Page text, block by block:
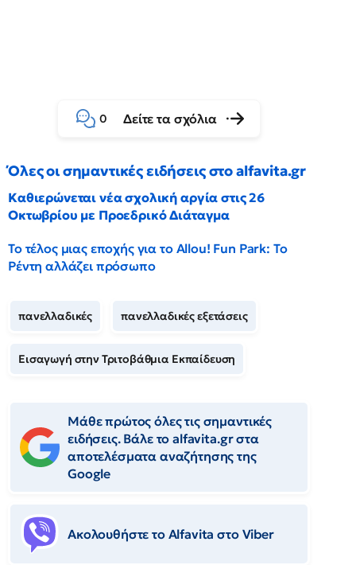
0 Δείτε τα σχόλια
Όλες οι σημαντικές ειδήσεις στο alfavita.gr
Καθιερώνεται νέα σχολική αργία στις 26
Οκτωβρίου με Προεδρικό Διάταγμα
Το τέλος μιας εποχής για το Allou! Fun Park: Το
Ρέντη αλλάζει πρόσωπο
πανελλαδικές πανελλαδικές εξετάσεις
Εισαγωγή στην Τριτοβάθμια Εκπαίδευση
Μάθε πρώτος όλες τις σημαντικές
ειδήσεις. Βάλε το alfavita.gr στα
αποτελέσματα αναζήτησης της
Google
Ακολουθήστε το Αlfavita στο Viber